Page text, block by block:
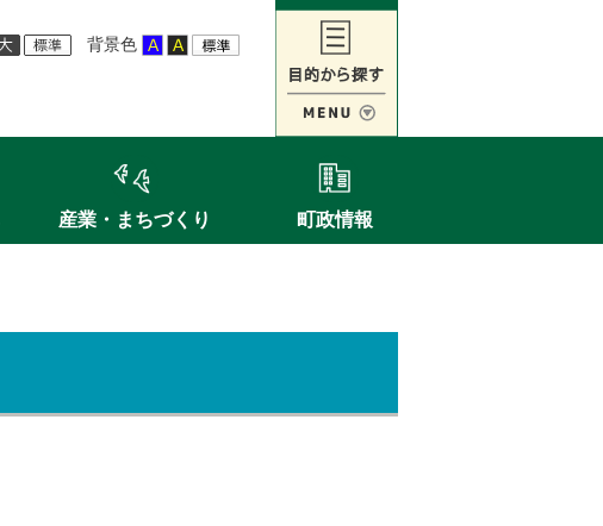
背景色
産業・まちづくり 町政情報